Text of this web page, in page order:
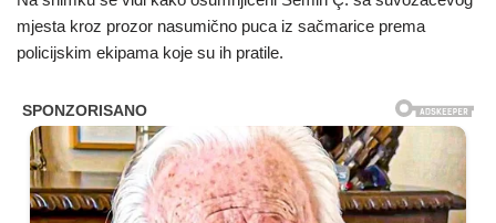
mjesta kroz prozor nasumično puca iz sačmarice prema
policijskim ekipama koje su ih pratile.